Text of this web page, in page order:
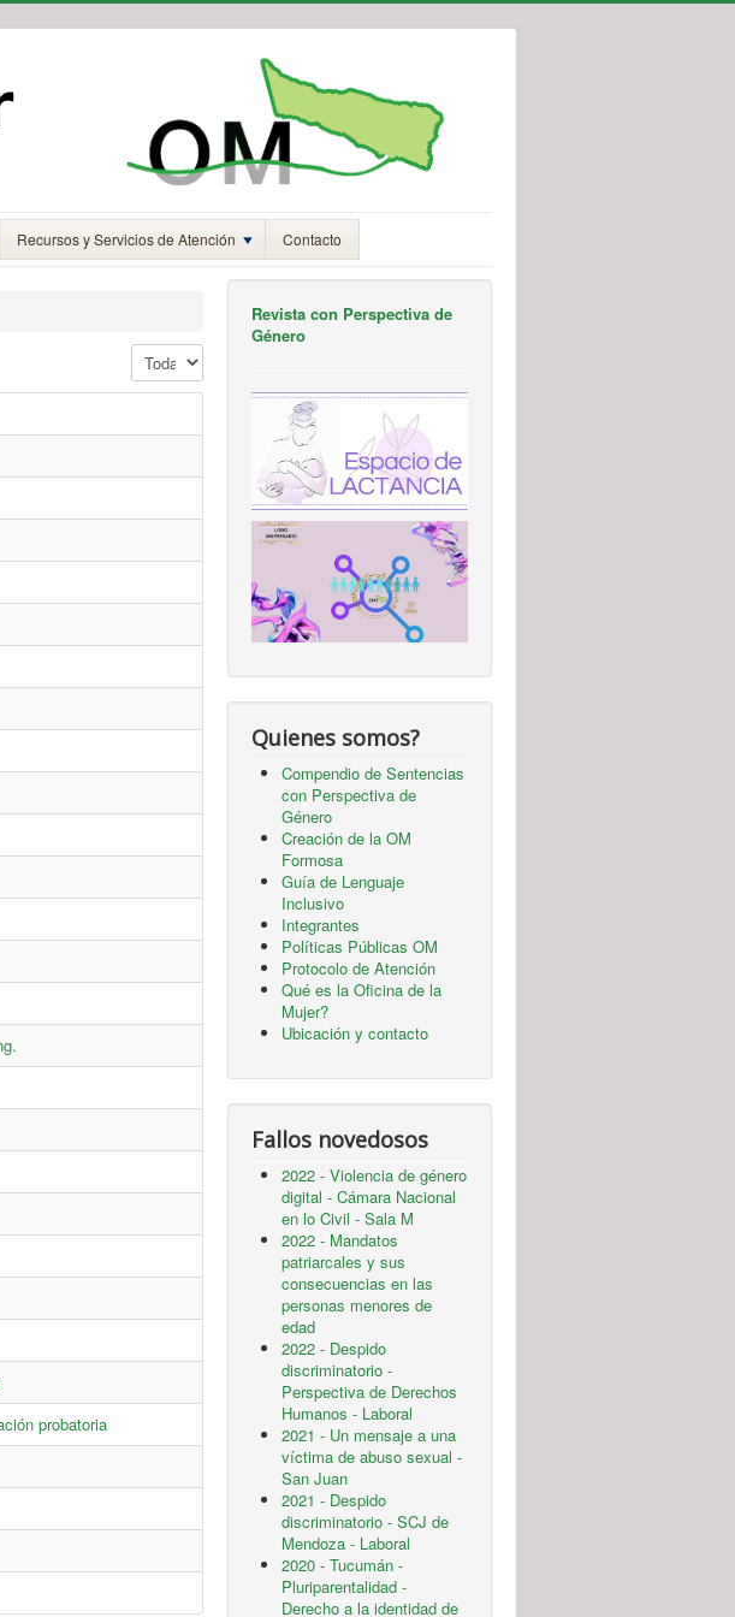
Recursos y Servicios de Atención Contacto
Mostrar #
probatoria
Revista con Perspectiva de
Género
Quienes somos?
Compendio de Sentencias
con Perspectiva de
Género
Creación de la OM
Formosa
Guía de Lenguaje
Inclusivo
Integrantes
Políticas Públicas OM
Protocolo de Atención
Qué es la Oficina de la
Mujer?
Ubicación y contacto
Fallos novedosos
2022 - Violencia de género
digital - Cámara Nacional
en lo Civil - Sala M
2022 - Mandatos
patriarcales y sus
consecuencias en las
personas menores de
edad
2022 - Despido
discriminatorio -
Perspectiva de Derechos
Humanos - Laboral
2021 - Un mensaje a una
víctima de abuso sexual -
San Juan
2021 - Despido
discriminatorio - SCJ de
Mendoza - Laboral
2020 - Tucumán -
Pluriparentalidad -
Derecho a la identidad de